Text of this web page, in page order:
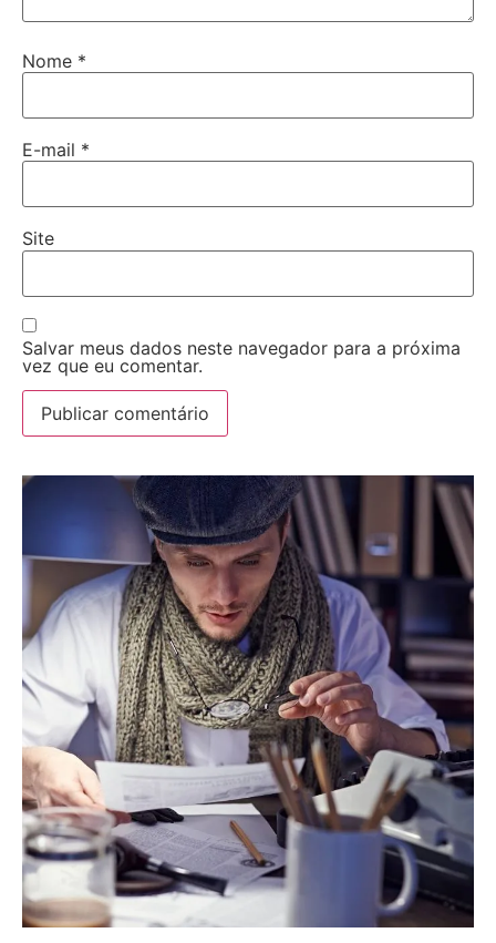
Nome *
E-mail *
Site
Salvar meus dados neste navegador para a próxima
vez que eu comentar.